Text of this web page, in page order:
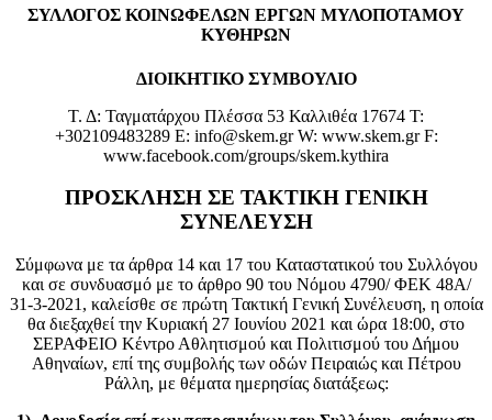
Image
ΣΥΛΛΟΓΟΣ ΚΟΙΝΩΦΕΛΩΝ ΕΡΓΩΝ ΜΥΛΟΠΟΤΑΜΟΥ
ΚΥΘΗΡΩΝ
ΔΙΟΙΚΗΤΙΚΟ ΣΥΜΒΟΥΛΙΟ
Τ. Δ: Ταγματάρχου Πλέσσα 53 Καλλιθέα 17674 T:
+302109483289 Ε: info@skem.gr W: www.skem.gr F:
www.facebook.com/groups/skem.kythira
ΠΡΟΣΚΛΗΣΗ ΣΕ ΤΑΚΤΙΚΗ ΓΕΝΙΚΗ
ΣΥΝΕΛΕΥΣΗ
Σύμφωνα με τα άρθρα 14 και 17 του Καταστατικού του Συλλόγου
και σε συνδυασμό με το άρθρο 90 του Νόμου 4790/ ΦΕΚ 48Α/
31-3-2021, καλείσθε σε πρώτη Τακτική Γενική Συνέλευση, η οποία
θα διεξαχθεί την Κυριακή 27 Ιουνίου 2021 και ώρα 18:00, στο
ΣΕΡΑΦΕΙΟ Κέντρο Αθλητισμού και Πολιτισμού του Δήμου
Αθηναίων, επί της συμβολής των οδών Πειραιώς και Πέτρου
Ράλλη, με θέματα ημερησίας διατάξεως: